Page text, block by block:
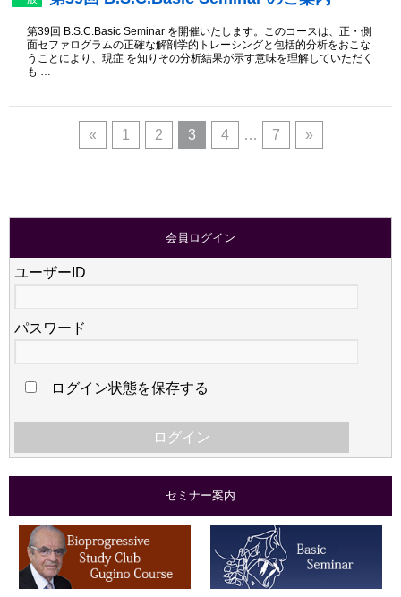
第39回 B.S.C.Basic Seminar を開催いたします。このコースは、正・側
面セファログラムの正確な解剖学的トレーシングと包括的分析をおこな
うことにより、現症 を知りその分析結果が示す意味を理解していただく
も …
« 1 2 3 4 … 7 »
会員ログイン
ユーザーID
パスワード
ログイン状態を保存する
セミナー案内